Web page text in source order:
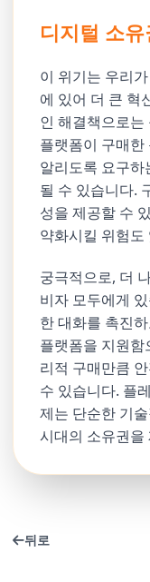
디지털 소
이 위기는 우리
에 있어 더 큰 혁
인 해결책으로
플랫폼이 구매
알리도록 요구
될 수 있습니다.
성을 제공할 수
약화시킬 위험도
궁극적으로, 더
비자 모두에게
한 대화를 촉진
플랫폼을 지원
리적 구매만큼
수 있습니다. 플
제는 단순한 기
시대의 소유권을
뒤로